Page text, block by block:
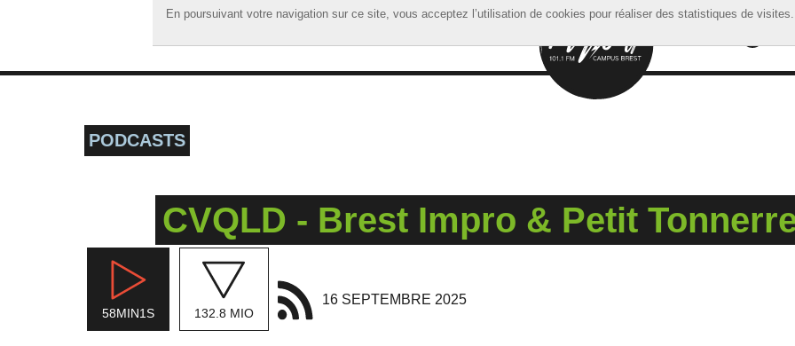
En poursuivant votre navigation sur ce site, vous acceptez l’utilisation de cookies pour réaliser des statistiques de visites.
En poursuivant votre navigation sur ce site, vous acceptez l’utilisation de cookies pour réaliser des statistiques de visites.
ACCUEIL
PODCASTS
CVQLD - Brest Impro & Petit
58MIN1S 132.8 MIO
16 SEPTEMBRE 2025